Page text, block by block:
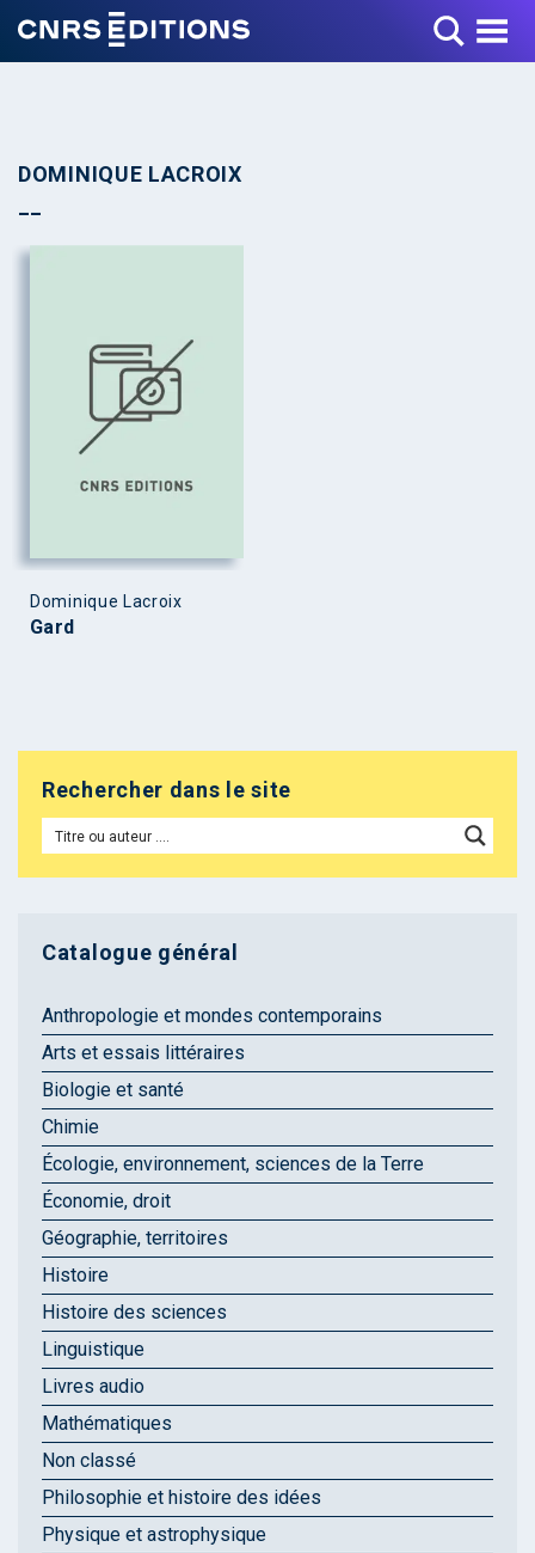
Toggle Menu
DOMINIQUE LACROIX
Dominique Lacroix
Gard
Rechercher dans le site
Catalogue général
Anthropologie et mondes contemporains
Arts et essais littéraires
Biologie et santé
Chimie
Écologie, environnement, sciences de la Terre
Économie, droit
Géographie, territoires
Histoire
Histoire des sciences
Linguistique
Livres audio
Mathématiques
Non classé
Philosophie et histoire des idées
Physique et astrophysique